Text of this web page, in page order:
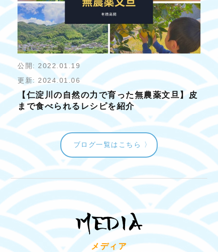
公開: 2022.01.19
更新: 2024.01.06
【仁淀川の自然の力で育った無農薬文旦】皮
まで食べられるレシピを紹介
ブログ一覧はこちら
メディア